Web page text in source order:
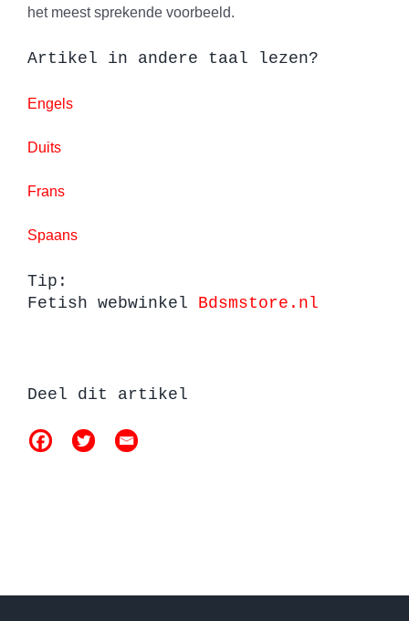
het meest sprekende voorbeeld.
Artikel in andere taal lezen?
Engels
Duits
Frans
Spaans
Tip:
Fetish webwinkel Bdsmstore.nl
Deel dit artikel